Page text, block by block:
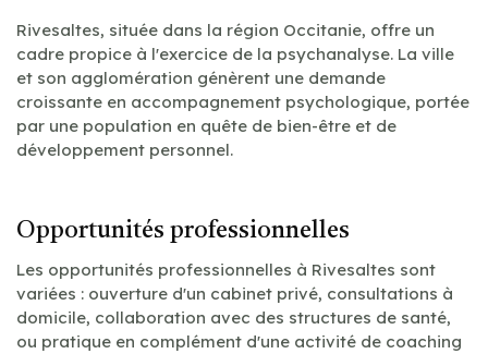
Rivesaltes, située dans la région Occitanie, offre un
cadre propice à l'exercice de la psychanalyse. La ville
et son agglomération génèrent une demande
croissante en accompagnement psychologique, portée
par une population en quête de bien-être et de
développement personnel.
Opportunités professionnelles
Les opportunités professionnelles à Rivesaltes sont
variées : ouverture d'un cabinet privé, consultations à
domicile, collaboration avec des structures de santé,
ou pratique en complément d'une activité de coaching